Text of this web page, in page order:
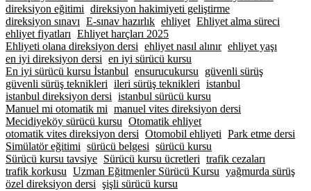
direksiyon eğitimi direksiyon hakimiyeti geliştirme
direksiyon sınavı E-sınav hazırlık ehliyet Ehliyet alma süreci
ehliyet fiyatları Ehliyet harçları 2025
Ehliyeti olana direksiyon dersi ehliyet nasıl alınır ehliyet yaşı
en iyi direksiyon dersi en iyi sürücü kursu
En iyi sürücü kursu İstanbul ensurucukursu
güvenli sürüş
güvenli sürüş teknikleri ileri sürüş teknikleri istanbul
istanbul direksiyon dersi istanbul sürücü kursu
Manuel mi otomatik mi manuel vites direksiyon dersi
Mecidiyeköy sürücü kursu Otomatik ehliyet
otomatik vites direksiyon dersi Otomobil ehliyeti Park etme dersi
Simülatör eğitimi sürücü belgesi sürücü kursu
Sürücü kursu tavsiye Sürücü kursu ücretleri trafik cezaları
trafik korkusu Uzman Eğitmenler Sürücü Kursu yağmurda sürüş
özel direksiyon dersi şişli sürücü kursu